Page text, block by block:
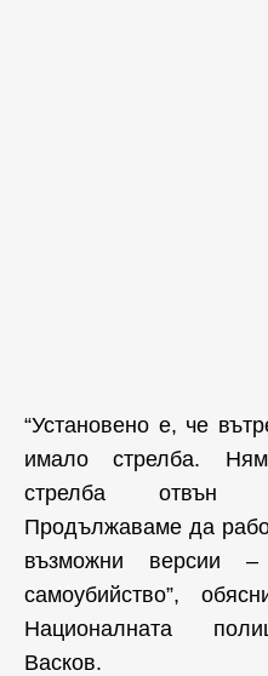
“Установено е, че
имало стрелба.
стрелба отвън
Продължаваме да
възможни версии
самоубийство”,
Националната
Васков.